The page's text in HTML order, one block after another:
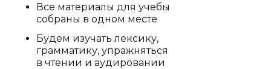
Будем изучать лексику,
грамматику, упражняться
в чтении и аудировании
Все материалы для учебы
собраны в одном месте